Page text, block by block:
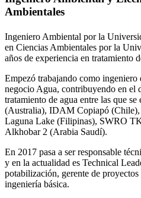
Ambientales
Ingeniero Ambiental por la
en Ciencias Ambientales por la
años de experiencia en tratamiento
Empezó trabajando como ingeniero
negocio Agua, contribuyendo en el
tratamiento de agua entre las que
(Australia), IDAM Copiapó
Laguna Lake (Filipinas), SWRO
Alkhobar 2 (Arabia Saudí).
En 2017 pasa a ser responsable
y en la actualidad es Technical
potabilización, gerente de proyectos
ingeniería básica.